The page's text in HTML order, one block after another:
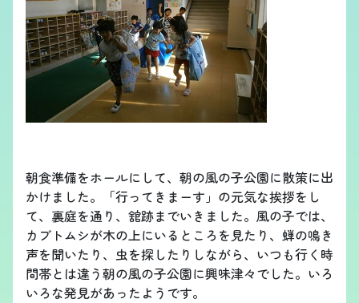
朝食準備をホールにして、朝の風の子公園に散策に出
かけました。「行ってきまーす」の元気な挨拶をし
て、裏庭を通り、舘跡までいきました。風の子では、
カブトムシが木の上にいるところを見たり、蝉の鳴き
声を聞いたり、虫を探したりしながら、いつも行く時
間帯とは違う朝の風の子公園に興味津々でした。いろ
いろな発見があったようです。